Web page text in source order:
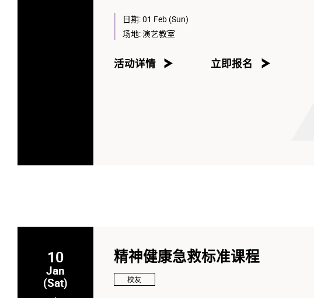
✔️什么是游戏治疗？
✔️谁适合进行游戏治疗转介？
✔️简介会后安排：参加者可预约免费评估与咨询
日期:01 Feb (Sun)
场地:演艺教室
活动详情 立即报名
10
Jan
(Sat)
精神健康急救标准课程
校友